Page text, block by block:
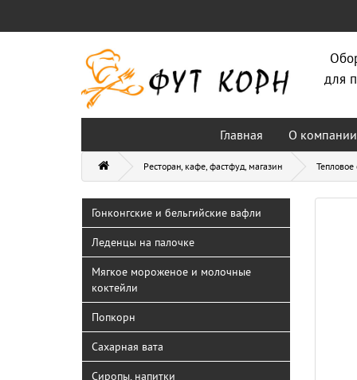
для
Главная О компании
Ресторан, кафе, фастфуд, магазин Тепловое
Гонконгские и бельгийские вафли
Леденцы на палочке
Мягкое мороженое и молочные
коктейли
Попкорн
Сахарная вата
Сиропы, напитки